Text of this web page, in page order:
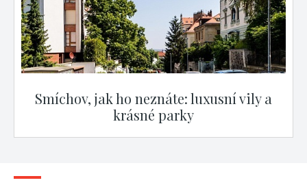
Smíchov, jak ho neznáte: luxusní vily a
krásné parky